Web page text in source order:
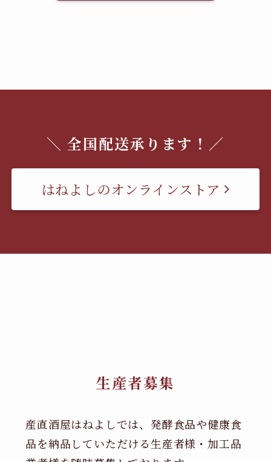
＼ 全国配送承ります！／
はねよしのオンラインストア
生産者募集
産直酒屋はねよしでは、発酵食品や健康食
品を納品していただける生産者様・加工品